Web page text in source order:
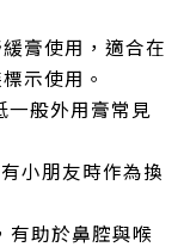
膏使用，適合在
示使用。
一般外用膏常見
小朋友時作為換
有助於鼻腔與喉